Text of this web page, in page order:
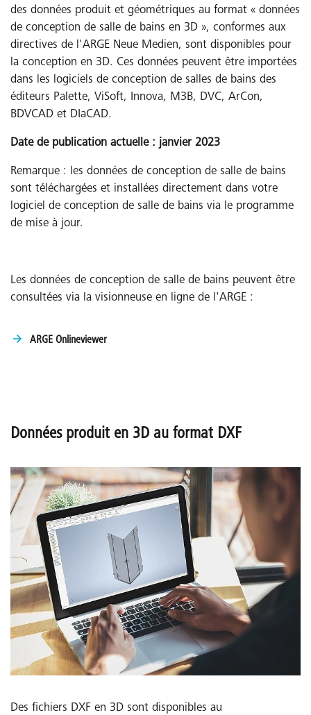
des données produit et géométriques au format « données
de conception de salle de bains en 3D », conformes aux
directives de l'ARGE Neue Medien, sont disponibles pour
la conception en 3D. Ces données peuvent être importées
dans les logiciels de conception de salles de bains des
éditeurs Palette, ViSoft, Innova, M3B, DVC, ArCon,
BDVCAD et DIaCAD.
Date de publication actuelle : janvier 2023
Remarque : les données de conception de salle de bains
sont téléchargées et installées directement dans votre
logiciel de conception de salle de bains via le programme
de mise à jour.
Les données de conception de salle de bains peuvent être
consultées via la visionneuse en ligne de l'ARGE :
ARGE Onlineviewer
Données produit en 3D au format DXF
Des fichiers DXF en 3D sont disponibles au